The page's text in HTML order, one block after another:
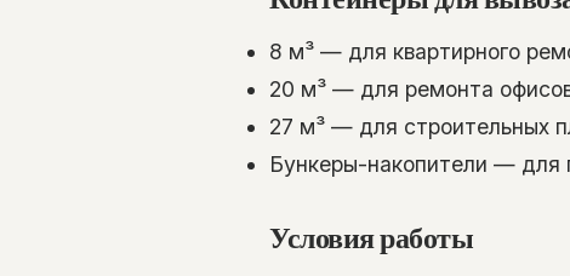
8 м³ — для квартирного
20 м³ — для ремонта
27 м³ — для строительных
Бункеры-накопители — для
Условия работы